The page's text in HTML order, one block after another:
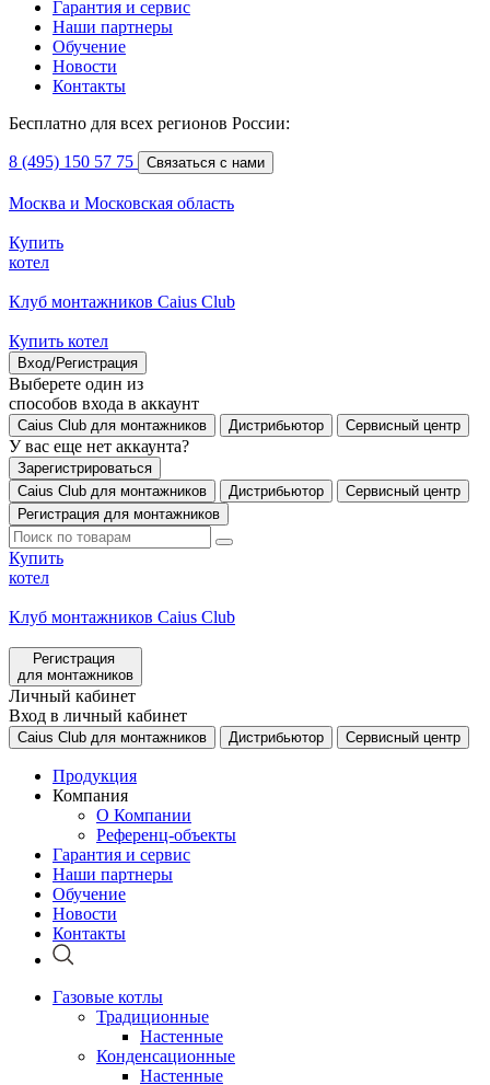
Гарантия и сервис
Наши партнеры
Обучение
Новости
Контакты
Бесплатно для всех регионов России:
8 (495) 150 57 75 Связаться с нами
Москва и Московская область
Купить
котел
Клуб монтажников Caius Club
Купить котел
Вход/Регистрация
Выберете один из
способов входа в аккаунт
Caius Club для монтажников Дистрибьютор Сервисный центр
У вас еще нет аккаунта?
Зарегистрироваться
Caius Club для монтажников
Дистрибьютор
Сервисный центр
Регистрация для монтажников
Купить
котел
Клуб монтажников Caius Club
Регистрация
для монтажников
Личный кабинет
Вход в личный кабинет
Caius Club для монтажников Дистрибьютор Сервисный центр
Продукция
Компания
О Компании
Референц-объекты
Гарантия и сервис
Наши партнеры
Обучение
Новости
Контакты
Газовые котлы
Традиционные
Настенные
Конденсационные
Настенные